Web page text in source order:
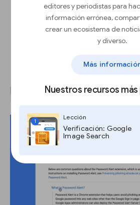
editores y periodistas para
información errónea,
crear un ecosistema de
y diverso.
Más
Nuestros recursos
1
Lección
Verificación: Google
Image Search
Password Alert